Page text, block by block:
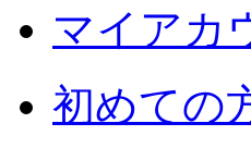
マイアカ
初めての